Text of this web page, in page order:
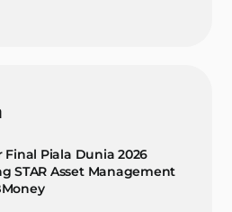
Final Piala Dunia 2026
STAR Asset Management